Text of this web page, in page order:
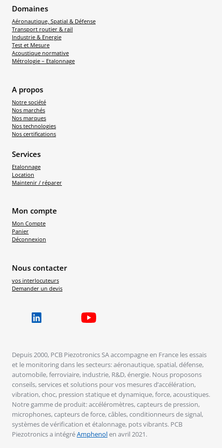
Domaines
Aéronautique, Spatial & Défense
Transport routier & rail
Industrie & Energie
Test et Mesure
Acoustique normative
Métrologie – Etalonnage
A propos
Notre société
Nos marchés
Nos marques
Nos technologies
Nos certifications
Services
Etalonnage
Location
Maintenir / réparer
Mon compte
Mon Compte
Panier
Déconnexion
Nous contacter
vos interlocuteurs
Demander un devis
Depuis 2000, PCB Piezotronics SA accompagne en France les essais
et le monitoring dans les secteurs: aéronautique, spatial, défense,
automobile, ferroviaire, industrie, R&D, énergie. Nous proposons
conseils, services et solutions pour vos mesures d’accélération,
vibration, choc, pression statique et dynamique, force, acoustiques.
Notre gamme de produit: accéléromètres, capteurs de pression,
microphones, capteurs de force, câbles, conditionneurs de signal,
systèmes de vérification et étalonnage, pots vibrants. PCB
Piezotronics a intégréAmphenolen avril 2021.